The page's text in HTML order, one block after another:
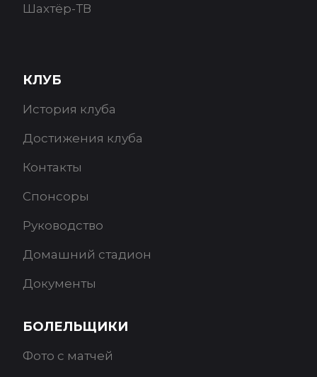
Шахтёр-ТВ
КЛУБ
История клуба
Достижения клуба
Контакты
Спонсоры
Руководство
Домашний стадион
Документы
БОЛЕЛЬЩИКИ
Фото с матчей